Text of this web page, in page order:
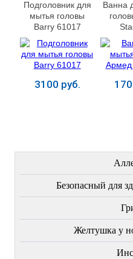
Подголовник для
мытья головы
Barry 61017
3100 руб.
Ванна
Безопасный для
Желтушка у